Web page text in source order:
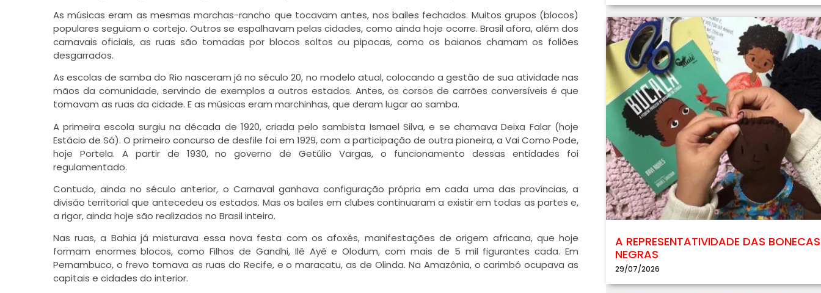
As músicas eram as mesmas marchas-rancho que tocavam antes, nos bailes fechados. Muitos grupos (blocos)
populares seguiam o cortejo. Outros se espalhavam pelas cidades, como ainda hoje ocorre. Brasil afora, além dos
carnavais oficiais, as ruas são tomadas por blocos soltos ou pipocas, como os baianos chamam os foliões
desgarrados.
As escolas de samba do Rio nasceram já no século 20, no modelo atual, colocando a gestão de sua atividade nas
mãos da comunidade, servindo de exemplos a outros estados. Antes, os corsos de carrões conversíveis é que
tomavam as ruas da cidade. E as músicas eram marchinhas, que deram lugar ao samba.
A primeira escola surgiu na década de 1920, criada pelo sambista Ismael Silva, e se chamava Deixa Falar (hoje
Estácio de Sá). O primeiro concurso de desfile foi em 1929, com a participação de outra pioneira, a Vai Como Pode,
hoje Portela. A partir de 1930, no governo de Getúlio Vargas, o funcionamento dessas entidades foi
regulamentado.
Contudo, ainda no século anterior, o Carnaval ganhava configuração própria em cada uma das províncias, a
divisão territorial que antecedeu os estados. Mas os bailes em clubes continuaram a existir em todas as partes e,
a rigor, ainda hoje são realizados no Brasil inteiro.
Nas ruas, a Bahia já misturava essa nova festa com os afoxés, manifestações de origem africana, que hoje
formam enormes blocos, como Filhos de Gandhi, Ilê Ayê e Olodum, com mais de 5 mil figurantes cada. Em
Pernambuco, o frevo tomava as ruas do Recife, e o maracatu, as de Olinda. Na Amazônia, o carimbó ocupava as
capitais e cidades do interior.
A REPRESENTATIVIDADE DAS BONECAS
NEGRAS
29/07/2026